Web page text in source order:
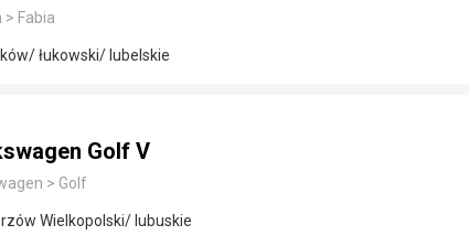
> Fabia
łukowski/ lubelskie
Golf V
> Golf
Wielkopolski/ lubuskie